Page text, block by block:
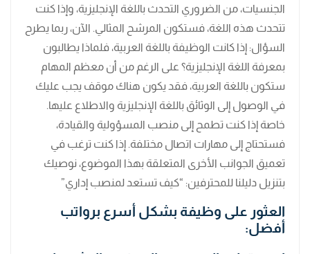
الجنسيات، من الضروري التحدث باللغة الإنجليزية، وإذا كنت
تتحدث هذه اللغة، فستكون المرشح المثالي. الآن، ربما يطرح
السؤال: إذا كانت الوظيفة باللغة العربية، فلماذا يطالبون
بمعرفة اللغة الإنجليزية؟ على الرغم من أن معظم المهام
ستكون باللغة العربية، فقد يكون هناك موقف يجب عليك
في الوصول إلى الوثائق باللغة الإنجليزية والاطلاع عليها.
خاصة إذا كنت تطمح إلى منصب المسؤولية والقيادة،
فستحتاج إلى مهارات اتصال مختلفة. إذا كنت ترغب في
تعميق الجوانب الأخرى المتعلقة بهذا الموضوع، نوصيك
بتنزيل دليلنا للمحترفين: “كيف تستعد لمنصب إداري”
العثور على وظيفة بشكل أسرع برواتب
أفضل: